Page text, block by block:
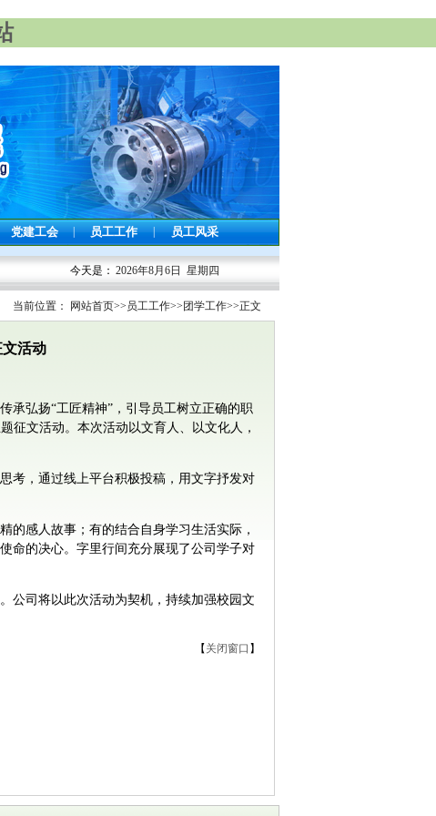
党建工会 | 员工工作 | 员工风采
今天是： 2026年8月6日 星期四
当前位置： 网站首页>> 员工工作>>团学工作>>正文
活动
承弘扬“工匠精神”，引导员工树立正确的职
征文活动。本次活动以文育人、以文化人，
考，通过线上平台积极投稿，用文字抒发对
的感人故事；有的结合自身学习生活实际，
命的决心。字里行间充分展现了公司学子对
公司将以此次活动为契机，持续加强校园文
【关闭窗口 】